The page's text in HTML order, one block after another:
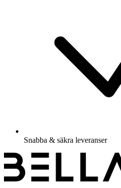
Snabba & säkra leveranser